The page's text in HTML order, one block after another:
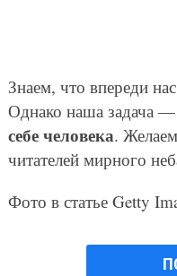
Знаем, что впереди
Однако наша задача —
себе человека.
читателей мирного
Фото в статье Getty